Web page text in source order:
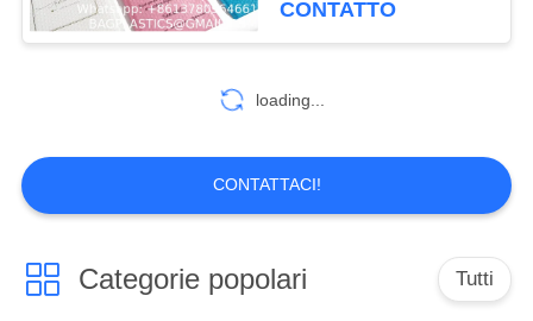
MANUFACTURING
Prodotti sportivi
MANUFACTURING
59
12
di Eco
CONTATTO
loading...
CONTATTACI!
Categorie popolari Tutti